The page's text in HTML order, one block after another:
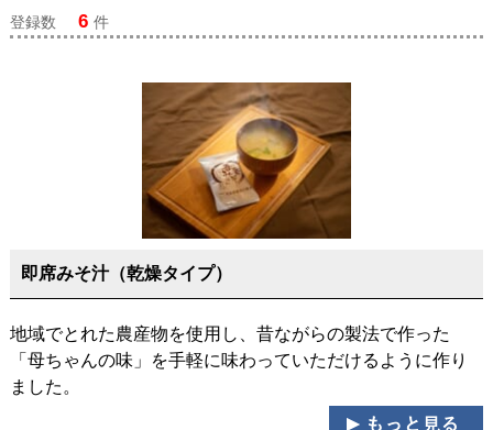
登録数 6 件
即席みそ汁（乾燥タイプ）
地域でとれた農産物を使用し、昔ながらの製法で作った
「母ちゃんの味」を手軽に味わっていただけるように作り
ました。